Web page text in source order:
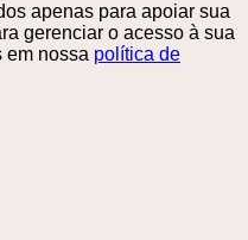
​​apenas para apoiar sua
gerenciar o acesso à sua
em nossa política de